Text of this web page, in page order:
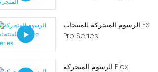
الرسوم المتحركة للمنتجات FS
Pro Series
الرسوم المتحركة Flex